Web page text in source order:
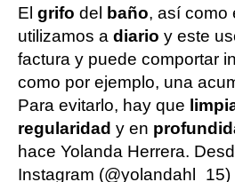
El grifo del baño, así como
utilizamos a diario y este
factura y puede comportar
como por ejemplo, una
Para evitarlo, hay que
regularidad y en
hace Yolanda Herrera.
Instagram